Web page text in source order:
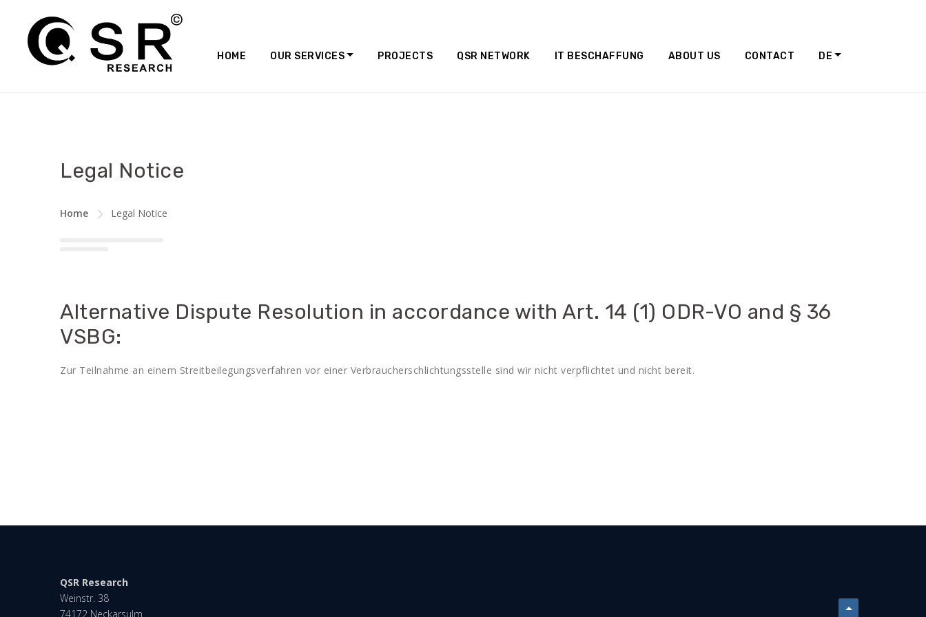
HOME OUR SERVICES PROJECTS QSR NETWORK IT BESCHAFFUNG ABOUT US CONTACT DE
Legal Notice
Home Legal Notice
Alternative Dispute Resolution in accordance with Art. 14 (1) ODR-VO and § 36
VSBG:
Zur Teilnahme an einem Streitbeilegungsverfahren vor einer Verbraucherschlichtungsstelle sind wir nicht verpflichtet und nicht bereit.
QSR Research
Weinstr. 38
74172 Neckarsulm